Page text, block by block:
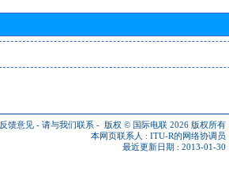
反馈意见 - 请与我们联系 - 版权 © 国际电联 2026 版权所有
本网页联系人 : ITU-R的网络协调员
最近更新日期 : 2013-01-30